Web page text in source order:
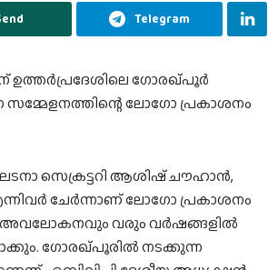
Telegram
ഉത്തര്‍പ്രദേശിലെ ഗോരഖ്പൂര്‍
സമ്മേളനത്തിന്റെ ലോഗോ പ്രകാശനം
സെക്രട്ടറി ആശിഷ് ചൗഹാന്‍,
ചേര്‍ന്നാണ് ലോഗോ പ്രകാശനം
അവലോകനവും വരും വര്‍ഷങ്ങളില്‍
ഗോരഖ്പൂരില്‍ നടക്കുന്ന